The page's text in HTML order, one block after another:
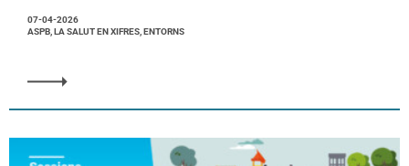
07-04-2026
ASPB, LA SALUT EN XIFRES, ENTORNS